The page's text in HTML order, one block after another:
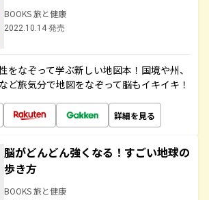
BOOKS 旅と健康
2022.10.14 発売
をなぞって学ぶ新しい地図本！国境や州、
ど旅気分で地図をなぞって脳もイキイキ！
詳細を見る
脳がどんどん強くなる！すごい地球の
歩き方
BOOKS 旅と健康